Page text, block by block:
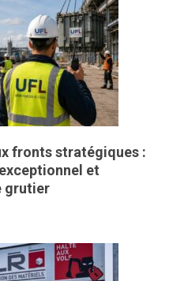
fronts stratégiques :
et
grutier